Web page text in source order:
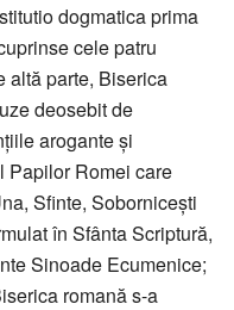
dogmatica prima
cele patru
altă parte, Biserica
deosebit de
arogante și
Papilor Romei care
Sfinte, Sobornicești
în Sfânta Scriptură,
Sinoade Ecumenice;
romană s-a